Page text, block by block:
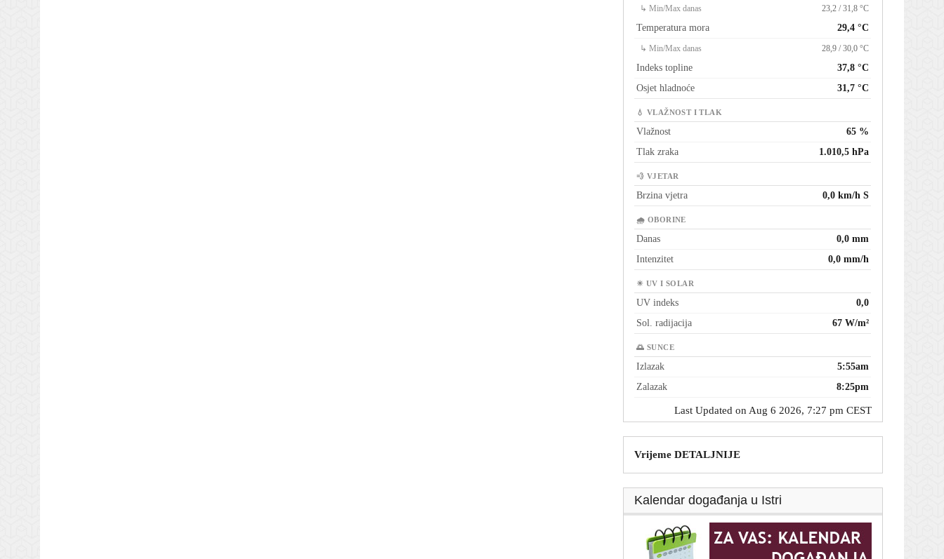
↳ Min/Max danas 23,2 / 31,8 °C
Temperatura mora 29,4 °C
↳ Min/Max danas 28,9 / 30,0 °C
Indeks topline
37,8 °C
Osjet hladnoće
31,7 °C
💧 VLAŽNOST I TLAK
Vlažnost
65 %
Tlak zraka
1.010,5 hPa
💨 VJETAR
Brzina vjetra 0,0 km/h S
🌧 OBORINE
Danas
0,0 mm
Intenzitet
0,0 mm/h
☀ UV I SOLAR
UV indeks
0,0
Sol. radijacija
67 W/m²
🌅 SUNCE
Izlazak
5:55am
Zalazak
8:25pm
Last Updated on Aug 6 2026, 7:27 pm CEST
Vrijeme DETALJNIJE
Kalendar događanja u Istri